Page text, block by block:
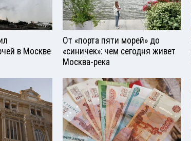
в Москве
От «порта пяти морей» до
«синичек»: чем сегодня живет
Москва-река